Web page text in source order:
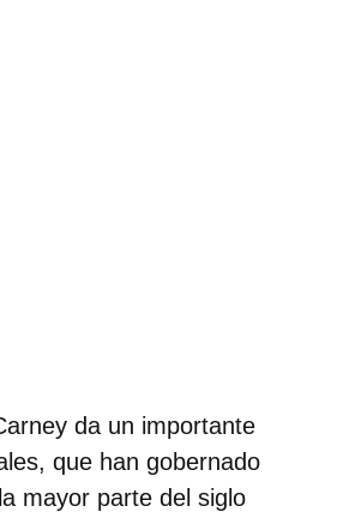
da un importante
que han gobernado
mayor parte del siglo